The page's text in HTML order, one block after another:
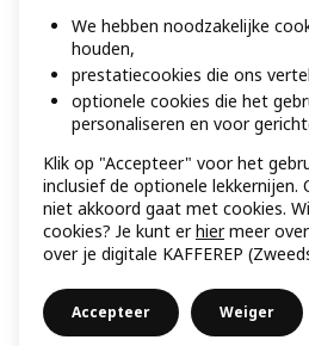
We hebben noodzakelijke
houden,
prestatiecookies die ons
optionele cookies die het
personaliseren en voor
Klik op "Accepteer" voor het
inclusief de optionele lekkernijen.
niet akkoord gaat met cookies.
cookies? Je kunt erhiermeer
over je digitale KAFFEREP
Accepteer Weiger